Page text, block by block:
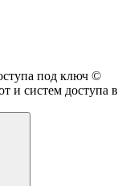
под ключ ©
и систем доступа в